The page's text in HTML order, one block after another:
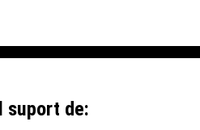
suport de: